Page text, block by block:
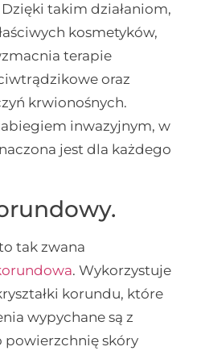
takim działaniom,
kosmetyków,
terapie
oraz
krwionośnych.
inwazyjnym, w
jest dla każdego
tak zwana
. Wykorzystuje
korundu, które
wypychane są z
powierzchnię skóry